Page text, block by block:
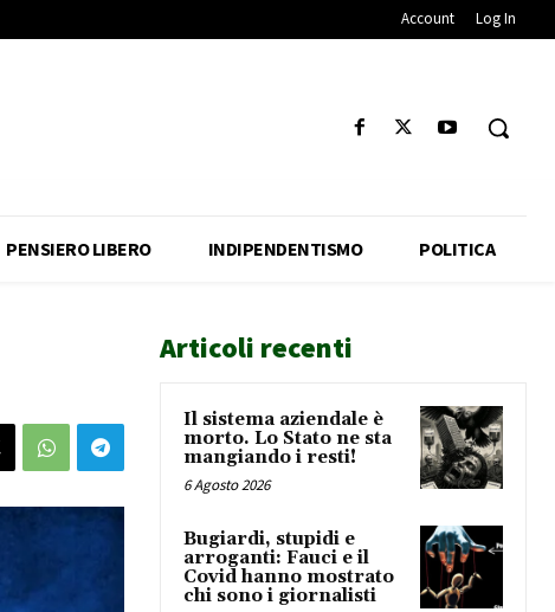
Account Log In
PENSIERO LIBERO INDIPENDENTISMO POLITICA
Articoli recenti
Il sistema aziendale è
morto. Lo Stato ne sta
mangiando i resti!
6 Agosto 2026
Bugiardi, stupidi e
arroganti: Fauci e il
Covid hanno mostrato
chi sono i giornalisti